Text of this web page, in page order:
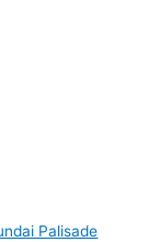
Palisade